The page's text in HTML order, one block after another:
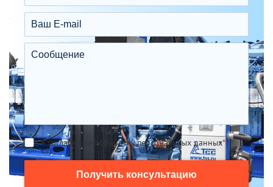
Я согласен на обработку персональных данных*
Получить консультацию